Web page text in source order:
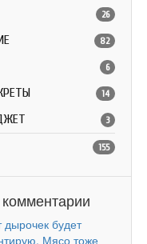
26
82
6
14
3
155
дырочек будет
Мясо тоже